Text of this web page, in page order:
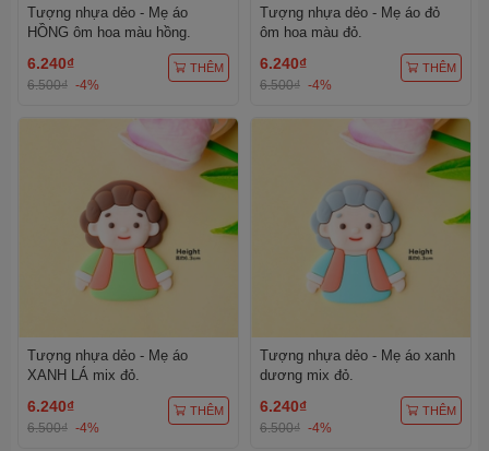
Tượng nhựa dẻo - Mẹ áo
HỒNG ôm hoa màu hồng.
6.240₫
6.500₫ -4%
THÊM
Tượng nhựa dẻo - Mẹ áo đỏ
ôm hoa màu đỏ.
6.240₫
6.500₫ -4%
THÊM
Tượng nhựa dẻo - Mẹ áo
XANH LÁ mix đỏ.
6.240₫
6.500₫ -4%
THÊM
Tượng nhựa dẻo - Mẹ áo xanh
dương mix đỏ.
6.240₫
6.500₫ -4%
THÊM